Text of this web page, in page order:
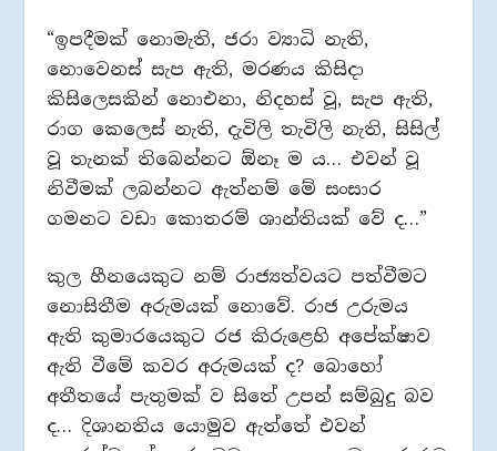
“ඉපදීමක් නොමැති, ජරා ව්‍යාධි නැති,
නොවෙනස් සැප ඇති, මරණය කිසිදා
කිසිලෙසකින් නොඑනා, නිදහස් වූ, සැප ඇති,
රාග කෙලෙස් නැති, දැවිලි තැවිලි නැති, සිසිල්
වූ තැනක් තිබෙන්නට ඕනෑ ම ය… එවන් වූ
නිවීමක් ලබන්නට ඇත්නම් මේ සංසාර
ගමනට වඩා කොතරම් ශාන්තියක් වේ ද…”
කුල හීනයෙකුට නම් රාජ්‍යත්වයට පත්වීමට
නොසිතීම අරුමයක් නොවේ. රාජ උරුමය
ඇති කුමාරයෙකුට රජ කිරුළෙහි අපේක්ෂාව
ඇති වීමේ කවර අරුමයක් ද? බොහෝ
අතීතයේ පැතුමක් ව සිතේ උපන් සම්බුදු බව
ද… දිශානතිය යොමුව ඇත්තේ එවන්